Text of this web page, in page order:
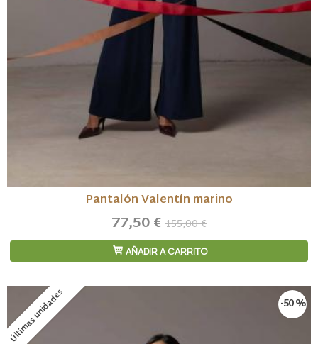
Pantalón Valentín marino
77,50 € 155,00 €
AÑADIR A CARRITO
Últimas unidades -50 %